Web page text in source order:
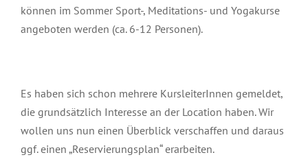
können im Sommer Sport-, Meditations- und Yogakurse
angeboten werden (ca. 6-12 Personen).
Es haben sich schon mehrere KursleiterInnen gemeldet,
die grundsätzlich Interesse an der Location haben. Wir
wollen uns nun einen Überblick verschaffen und daraus
ggf. einen „Reservierungsplan“ erarbeiten.